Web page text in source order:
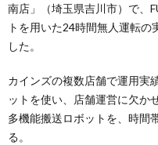
南店」（埼玉県吉川市）で、
トを用いた24時間無人運転
した。
カインズの複数店舗で運用実
ットを使い、店舗運営に欠か
多機能搬送ロボットを、時間
る。